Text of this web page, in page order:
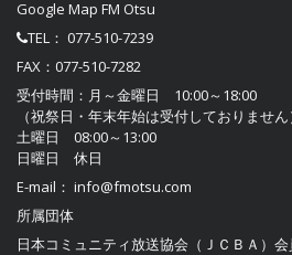
Google Map FM Otsu
TEL： 077-510-7239
FAX：077-510-7282
受付時間：月～金曜日 10:00～18:00
（祝祭日・年末年始は受付しておりません
土曜日 08:00～13:00
日曜日 休日
E-mail： info@fmotsu.com
所属団体
日本コミュニティ放送協会（ＪＣＢＡ） 会